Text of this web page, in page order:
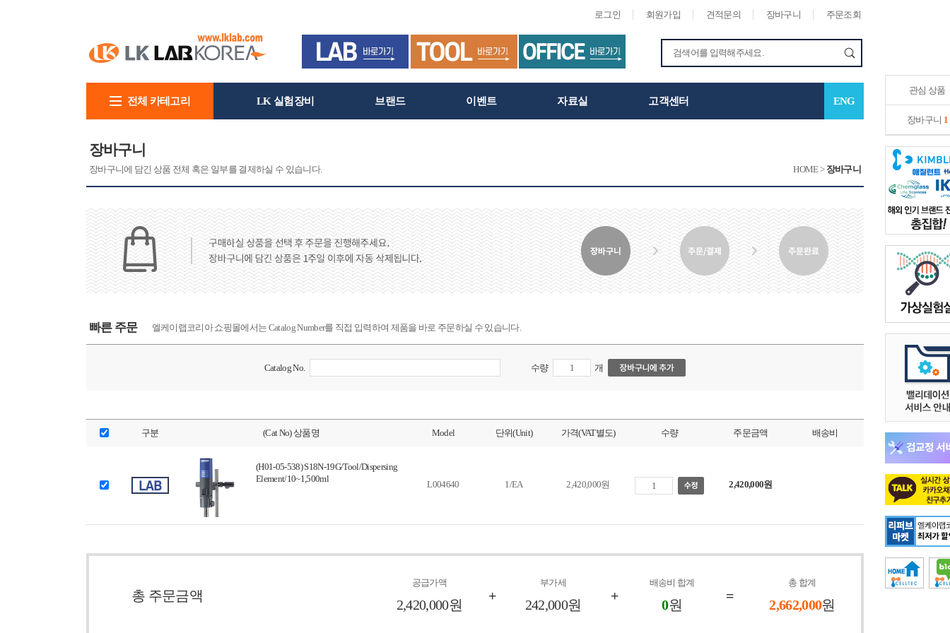
로그인 회원가입 견적문의 장바구니 주문조회
관심 상품
장바구니 1
전체 카테고리 LK 실험장비 브랜드 이벤트 자료실 고객센터 ENG
장바구니
장바구니에 담긴 상품 전체 혹은 일부를 결제하실 수 있습니다. HOME> 장바구니
빠른 주문 엘케이랩코리아 쇼핑몰에서는 Catalog Number를 직접 입력하여 제품을 바로 주문하실 수 있습니다.
Catalog No. 수량 개
구분 (Cat No) 상품명 Model 단위(Unit) 가격(VAT별도) 수량 주문금액 배송비
(H01-05-538) S18N-19G/Tool/Dispersing
Element/10~1,500ml
L004640 1/EA 2,420,000원 2,420,000원
총 주문금액
공급가액
+
부가세
+
배송비 합계
=
총 합계
2,420,000원 242,000원 0원 2,662,000원